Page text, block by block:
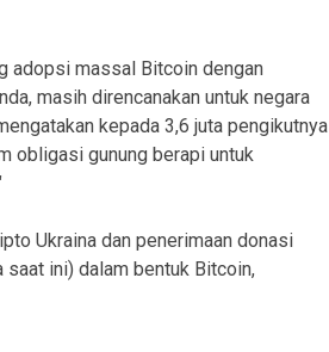
adopsi massal Bitcoin dengan
masih direncanakan untuk negara
kepada 3,6 juta pengikutnya
obligasi gunung berapi untuk
Ukraina dan penerimaan donasi
saat ini) dalam bentuk Bitcoin,